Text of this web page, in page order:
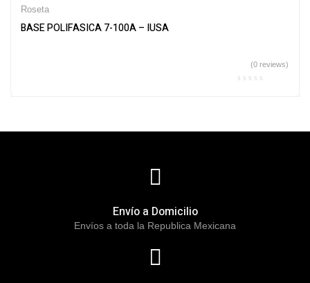
Roseta
BASE POLIFASICA 7-100A – IUSA
(0 reviews)
Envío a Domicilio
Envíos a toda la Republica Mexicana